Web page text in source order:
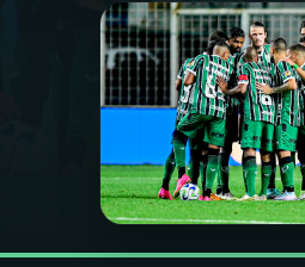
PROGRAMAS
PODCASTS
VIDEOCASTS